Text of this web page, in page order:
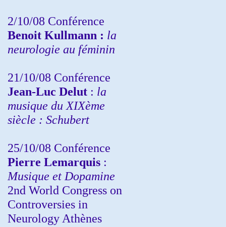
2/10/08 Conférence
Benoit Kullmann : la
neurologie au féminin
21/10/08 Conférence
Jean-Luc Delut : la
musique du XIXème
siècle : Schubert
25/10/08 Conférence
Pierre Lemarquis :
Musique et Dopamine
2nd World Congress on
Controversies in
Neurology Athènes